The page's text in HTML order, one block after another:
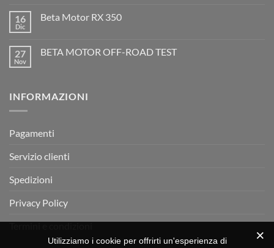
2026:
è
arrivata
su
Motocross
è
16
Dic
Beta Motor RX 350
Beta
27
Nov
BETA MOTOR OFF-ROAD TEST
MOTOR
INFORMAZIONI
Pagamenti
Servizio clienti
Spedizioni
Privacy Policy
Utilizziamo i cookie per offrirti un'esperienza di